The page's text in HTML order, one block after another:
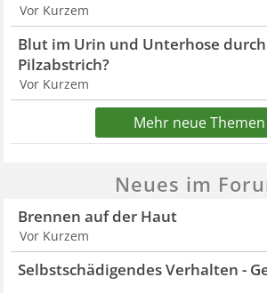
Vor Kurzem
Blut im Urin und Unterhose durch
Pilzabstrich?
Vor Kurzem
Mehr neue Themen
Neues im
Brennen auf der Haut
Vor Kurzem
Selbstschädigendes Verhalten -